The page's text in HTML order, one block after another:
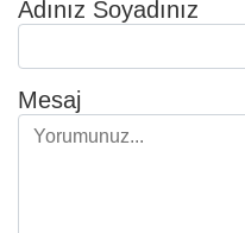
Adınız Soyadınız
Mesaj